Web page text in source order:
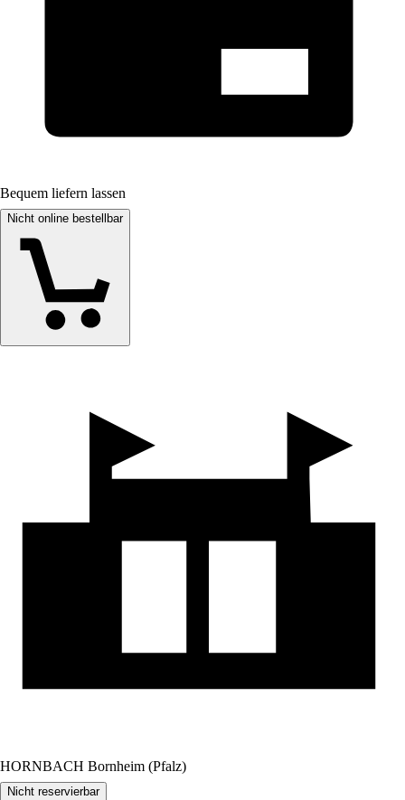
Bequem liefern lassen
Nicht online bestellbar
HORNBACH Bornheim (Pfalz)
Nicht reservierbar